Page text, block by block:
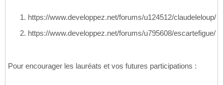
https://www.developpez.net/forums/u124512/claudeleloup/
https://www.developpez.net/forums/u795608/escartefigue/
Pour encourager les lauréats et vos futures participations :